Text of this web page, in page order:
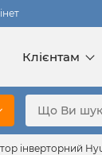
Клієнтам
інверторний